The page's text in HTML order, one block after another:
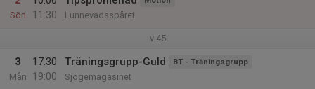
Sön
11:30
Lunnevadsspåret
v.45
3
Mån
17:30
19:00
Träningsgrupp-Guld BT - Träningsgrupp
Sjögemagasinet